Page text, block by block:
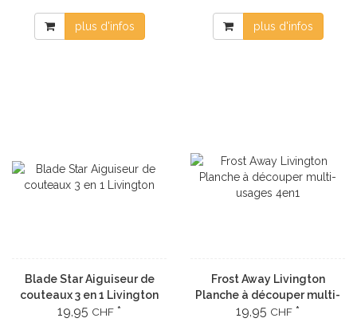
plus d'infos plus d'infos
Blade Star Aiguiseur de
couteaux 3 en 1 Livington
19,95 CHF *
Frost Away Livington
Planche à découper multi-
usages 4en1
19,95 CHF *